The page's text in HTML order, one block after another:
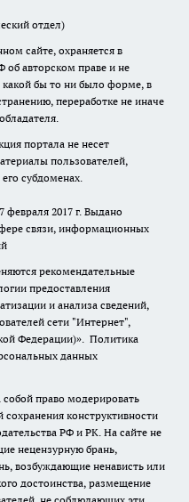
отдел)
сайте, охраняется в
об авторском праве и не
бы то ни было форме, в
переработке не иначе
портала не несет
пользователей,
субдоменах.
февраля 2017 г. Выдано
связи, информационных
рекомендательные
предоставления
и анализа сведений,
сети "Интернет",
Федерации)». Политика
данных
право модерировать
конструктивности
РФ и РК. На сайте не
нецензурную брань,
возбуждающие ненависть или
достоинства, размещение